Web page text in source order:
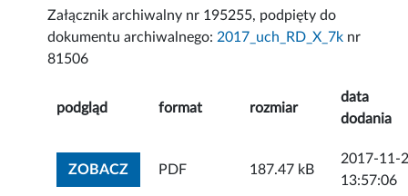
Załącznik archiwalny nr 195255, podpięty do
dokumentu archiwalnego: 2017_uch_RD_X_7k nr
81506
podgląd format rozmiar
data
dodania
ZOBACZZOBACZ ZAŁĄCZNIK
PDF 187.47 kB
2017-11-
13:57:06